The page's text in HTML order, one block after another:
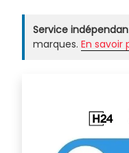
Service
marques. En savoir